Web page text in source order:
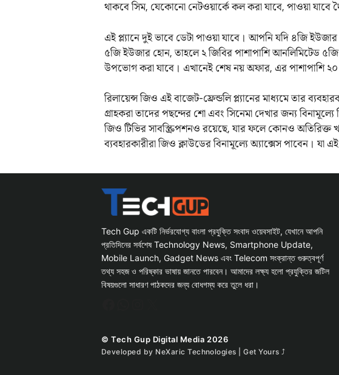
থাকবে সিম, যেকোনো নেটওয়ার্কে কল করা যাবে, পাওয়া
এই প্ল্যানে দুই ভাবে ডেটা পাওয়া যাবে। আপনি যদি ৪জি
৫জি ইউজার হোন, তাহলে ২ জিবির পাশাপাশি আনলিমিটেড
উপভোগ করা যাবে। এখানেই শেষ নয় অফার, এর পাশাপাশি ২০
রিলায়েন্স জিও এই বাজেট-ফ্রেন্ডলি প্ল্যানের মাধ্যমে তার
গ্রাহকরা তাদের পছন্দের শো এবং সিনেমা দেখার জন্য
জিও টিভির সাবস্ক্রিপশনও রয়েছে, যার ফলে কোনও অতিরিক্ত
ব্যবহারকারীরা জিও ক্লাউডের বিনামূল্যে অ্যাক্সেস পাবেন।
Tech Gup একটি নির্ভরযোগ্য বাংলা প্রযুক্তি সংবাদ ওয়েবসাইট, যেখানে আপনি
প্রতিদিনের সর্বশেষ Technology News, Smartphone Update,
Mobile Launch, Gadget News এবং Telecom সংক্রান্ত গুরুত্বপূর্ণ
তথ্য সহজ ও পরিষ্কার ভাষায় জানতে পারবেন। আমাদের লক্ষ্য হলো প্রযুক্তির জটিল
বিষয়গুলো সাধারণ পাঠকদের জন্য বোধগম্য করে তুলে ধরা।
© Tech Gup Digital Media 2026
Developed by NeXaric Technologies | Get Yours⤴︎